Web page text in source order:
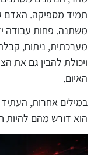
תמיד מספיקה. האדם
משתנה. פחות עבודה
מערכתית, ניתוח,
ויכולת להבין גם את
האיום.
במילים אחרות,
הוא דורש מהם להיות